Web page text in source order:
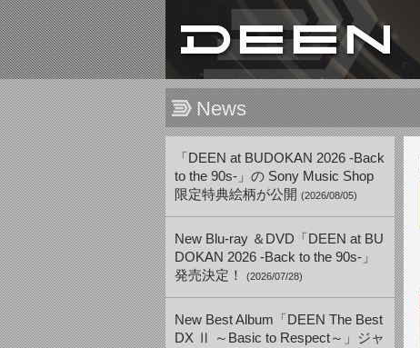
News
「DEEN at BUDOKAN 2026 -Back
to the 90s-」の Sony Music Shop
限定特典絵柄が公開 (2026/08/05)
New Blu-ray ＆DVD「DEEN at BU
DOKAN 2026 -Back to the 90s-」
発売決定！
(2026/07/28)
New Best Album「DEEN The Best
DX Ⅱ ～Basic to Respect～」ジャ